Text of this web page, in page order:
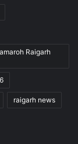
Raigarh
raigarh news